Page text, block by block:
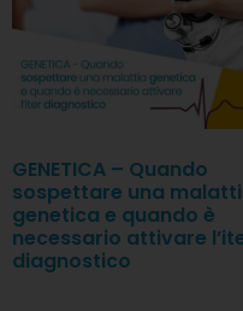
GENETICA – Quando
sospettare una
genetica e quando è
necessario attivare
diagnostico